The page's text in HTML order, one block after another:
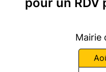
Mairie